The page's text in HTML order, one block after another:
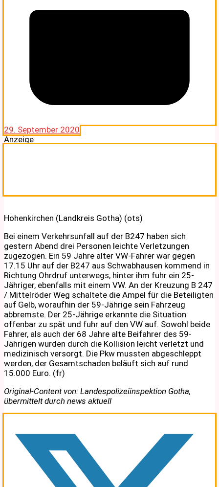
29. September 2020
Anzeige
Hohenkirchen (Landkreis Gotha) (ots)
Bei einem Verkehrsunfall auf der B247 haben sich
gestern Abend drei Personen leichte Verletzungen
zugezogen. Ein 59 Jahre alter VW-Fahrer war gegen
17.15 Uhr auf der B247 aus Schwabhausen kommend in
Richtung Ohrdruf unterwegs, hinter ihm fuhr ein 25-
Jähriger, ebenfalls mit einem VW. An der Kreuzung B 247
/ Mittelröder Weg schaltete die Ampel für die Beteiligten
auf Gelb, woraufhin der 59-Jährige sein Fahrzeug
abbremste. Der 25-Jährige erkannte die Situation
offenbar zu spät und fuhr auf den VW auf. Sowohl beide
Fahrer, als auch der 68 Jahre alte Beifahrer des 59-
Jährigen wurden durch die Kollision leicht verletzt und
medizinisch versorgt. Die Pkw mussten abgeschleppt
werden, der Gesamtschaden beläuft sich auf rund
15.000 Euro. (fr)
Original-Content von: Landespolizeiinspektion Gotha,
übermittelt durch news aktuell